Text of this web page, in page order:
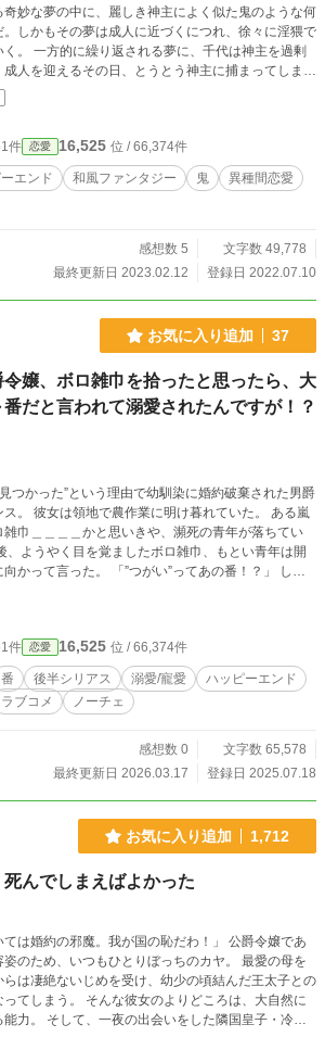
妙な夢の中に、麗しき神主によく似た鬼のような何
しかもその夢は成人に近づくにつれ、徐々に淫猥で
主を過剰
人を迎えるその日、とうとう神主に捕まってしま
る代わりに君の肉を喰らう契りを交わしただろう」
を幽玄の世界に連れ去るが、幽玄での暮らしは思い
らどうし
「君がいなくなるのに、美味いと思えるわけがな
心の臓が痛んで仕方がない。君が消えてしまうこと
件 恋愛 16,525 位 / 66,374件
エンド 和風ファンタジー 鬼
異種間恋愛
感想数 5
文字数 49,778
最終更新日 2023.02.12
登録日 2022.07.10
お気に入り追加 37
嬢、ボロ雑巾を拾ったと思ったら、大
だと言われて溺愛されたんですが！？
彼女は領地で農作業に明け暮れていた。 ある嵐
巾＿＿＿＿かと思いきや、瀕死の青年が落ちてい
つがい”ってあの番！？」 しか
分からないという青年に
ていく。 こんな日々がずっと続きま
か試してやろ
青年。 二人の描く”番”を越えた物語の結末は＿＿＿
曜、木曜、土曜日です 投稿時間は午後8時です
件 恋愛 16,525 位 / 66,374件
番 後半シリアス 溺愛/寵愛
ハッピーエンド
ラブコメ ノーチェ
感想数 0
文字数 65,578
最終更新日 2026.03.17
登録日 2025.07.18
お気に入り追加 1,712
んでしまえばよかった
ては婚約の邪魔。我が国の恥だわ！」 公爵令嬢であ
のため、いつもひとりぼっちのカヤ。 最愛の母を
は凄絶ないじめを受け、幼少の頃結んだ王太子との
てしまう。 そんな彼女のよりどころは、大自然に
力。 そして、一夜の出会いをした隣国皇子・冷棘